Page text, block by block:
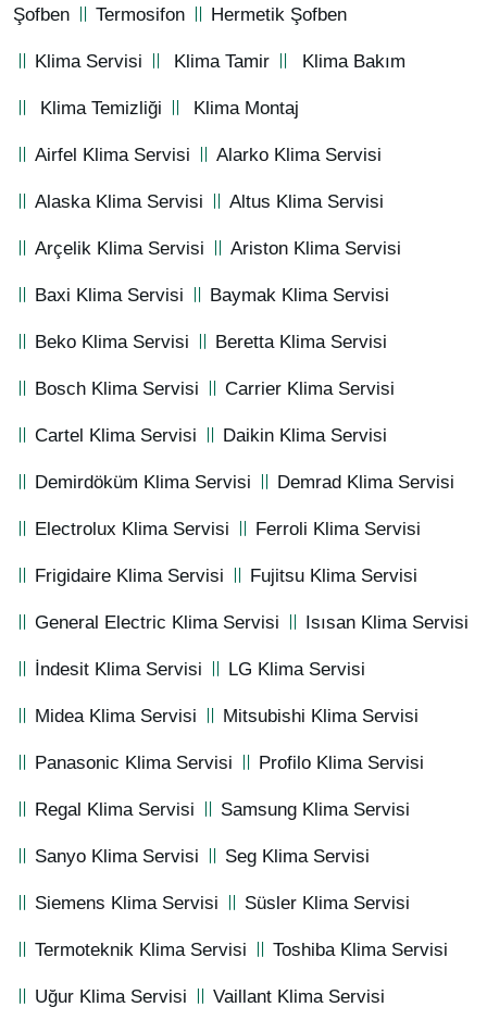
Şofben Termosifon Hermetik Şofben
Klima Servisi Klima Tamir Klima Bakım
Klima Temizliği Klima Montaj
Airfel Klima Servisi Alarko Klima Servisi
Alaska Klima Servisi Altus Klima Servisi
Arçelik Klima Servisi Ariston Klima Servisi
Baxi Klima Servisi Baymak Klima Servisi
Beko Klima Servisi Beretta Klima Servisi
Bosch Klima Servisi Carrier Klima Servisi
Cartel Klima Servisi Daikin Klima Servisi
Demirdöküm Klima Servisi Demrad Klima Servisi
Electrolux Klima Servisi Ferroli Klima Servisi
Frigidaire Klima Servisi Fujitsu Klima Servisi
General Electric Klima Servisi Isısan Klima Servisi
İndesit Klima Servisi LG Klima Servisi
Midea Klima Servisi Mitsubishi Klima Servisi
Panasonic Klima Servisi Profilo Klima Servisi
Regal Klima Servisi Samsung Klima Servisi
Sanyo Klima Servisi Seg Klima Servisi
Siemens Klima Servisi Süsler Klima Servisi
Termoteknik Klima Servisi Toshiba Klima Servisi
Uğur Klima Servisi Vaillant Klima Servisi